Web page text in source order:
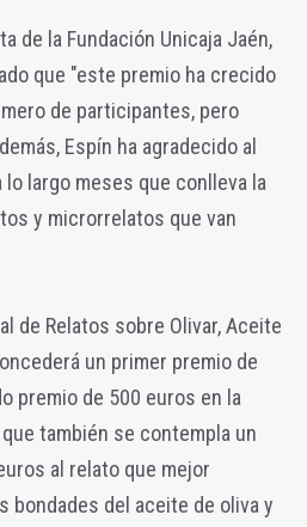
de la Fundación Unicaja Jaén,
que "este premio ha crecido
de participantes, pero
Espín ha agradecido al
largo meses que conlleva la
y microrrelatos que van
de Relatos sobre Olivar, Aceite
un primer premio de
premio de 500 euros en la
también se contempla un
al relato que mejor
bondades del aceite de oliva y